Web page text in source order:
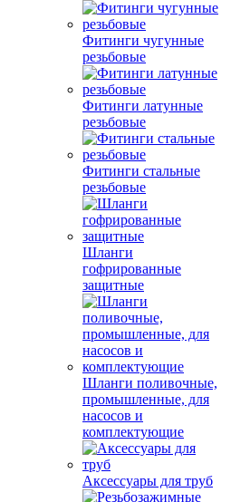
Фитинги чугунные
резьбовые
Фитинги латунные
резьбовые
Фитинги стальные
резьбовые
Шланги
гофрированные
защитные
Шланги поливочные,
промышленные, для
насосов и
комплектующие
Аксессуары для труб